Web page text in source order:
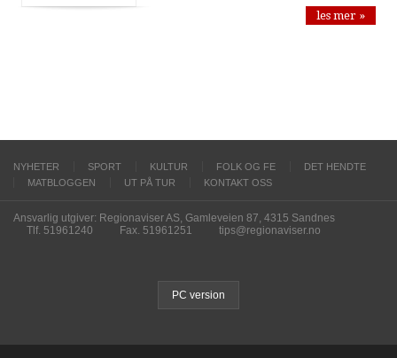
les mer »
NYHETER SPORT KULTUR FOLK OG FE
DET HENDTE
MATBLOGGEN
UT PÅ TUR KONTAKT OSS
Ansvarlig utgiver: Regionaviser AS, Gamleveien 87, 4315 Sandnes
Tlf. 51961240
Fax. 51961251 tips@regionaviser.no
PC version